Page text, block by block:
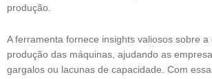
produção.
A ferramenta fornece insights valiosos sobre a
produção das máquinas, ajudando as
gargalos ou lacunas de capacidade. Com